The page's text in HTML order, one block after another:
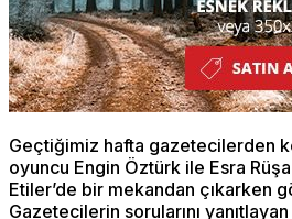
Geçtiğimiz hafta gazetecilerden
oyuncu Engin Öztürk ile Esra
Etiler’de bir mekandan çıkarken
Gazetecilerin sorularını